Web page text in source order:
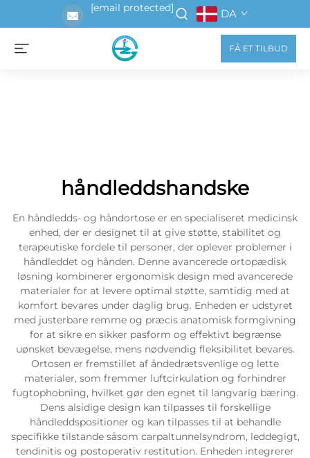
[email protected] DA
FÅ ET TILBUD
håndleddshandske
En håndledds- og håndortose er en specialiseret medicinsk
enhed, der er designet til at give støtte, stabilitet og
terapeutiske fordele til personer, der oplever problemer i
håndleddet og hånden. Denne avancerede ortopædisk
løsning kombinerer ergonomisk design med avancerede
materialer for at levere optimal støtte, samtidig med at
komfort bevares under daglig brug. Enheden er udstyret
med justerbare remme og præcis anatomisk formgivning
for at sikre en sikker pasform og effektivt begrænse
uønsket bevægelse, mens nødvendig fleksibilitet bevares.
Ortosen er fremstillet af åndedrætsvenlige og lette
materialer, som fremmer luftcirkulation og forhindrer
fugtophobning, hvilket gør den egnet til langvarig bæring.
Dens alsidige design kan tilpasses til forskellige
håndleddspositioner og kan tilpasses til at behandle
specifikke tilstande såsom carpaltunnelsyndrom, leddegigt,
tendinitis og postoperativ restitution. Enheden integrerer